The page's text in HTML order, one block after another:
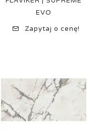
EVO
Zapytaj o cenę!